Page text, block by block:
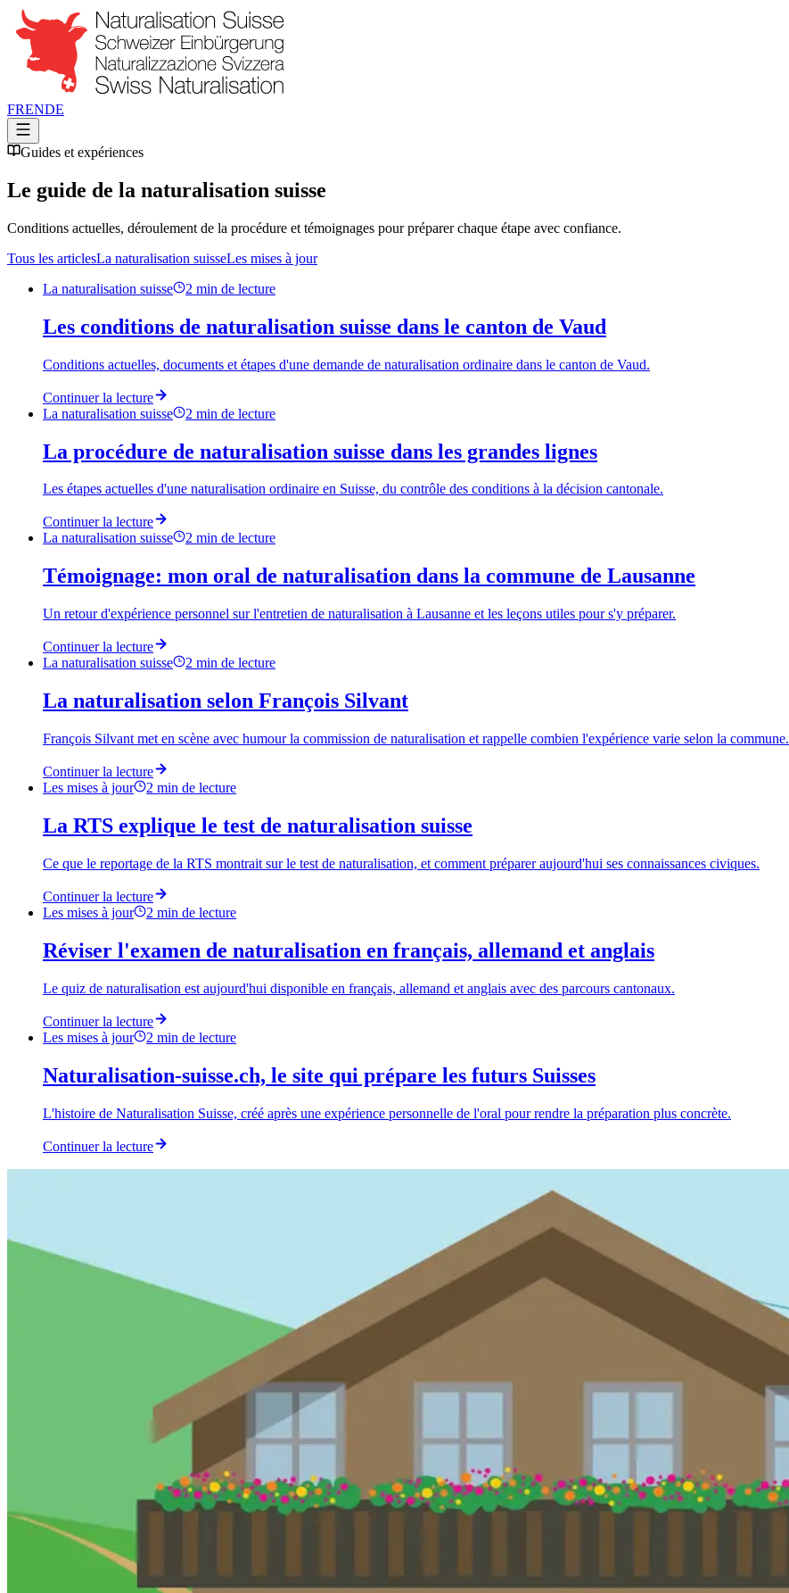
FRENDE
Guides et expériences
Le guide de la naturalisation suisse
Conditions actuelles, déroulement de la procédure et témoignages pour préparer chaque étape avec confiance.
Tous les articlesLa naturalisation suisseLes mises à jour
La naturalisation suisse
2 min de lecture
Les conditions de naturalisation suisse dans le canton de Vaud
Conditions actuelles, documents et étapes d'une demande de naturalisation ordinaire dans le canton de Vaud.
Continuer la lecture
La naturalisation suisse
2 min de lecture
La procédure de naturalisation suisse dans les grandes lignes
Les étapes actuelles d'une naturalisation ordinaire en Suisse, du contrôle des conditions à la décision cantonale.
Continuer la lecture
La naturalisation suisse
2 min de lecture
Témoignage: mon oral de naturalisation dans la commune de Lausanne
Un retour d'expérience personnel sur l'entretien de naturalisation à Lausanne et les leçons utiles pour s'y préparer.
Continuer la lecture
La naturalisation suisse
2 min de lecture
La naturalisation selon François Silvant
François Silvant met en scène avec humour la commission de naturalisation et rappelle combien l'expérience varie selon la commune.
Continuer la lecture
Les mises à jour
2 min de lecture
La RTS explique le test de naturalisation suisse
Ce que le reportage de la RTS montrait sur le test de naturalisation, et comment préparer aujourd'hui ses connaissances civiques.
Continuer la lecture
Les mises à jour
2 min de lecture
Réviser l'examen de naturalisation en français, allemand et anglais
Le quiz de naturalisation est aujourd'hui disponible en français, allemand et anglais avec des parcours cantonaux.
Continuer la lecture
Les mises à jour
2 min de lecture
Naturalisation-suisse.ch, le site qui prépare les futurs Suisses
L'histoire de Naturalisation Suisse, créé après une expérience personnelle de l'oral pour rendre la préparation plus concrète.
Continuer la lecture